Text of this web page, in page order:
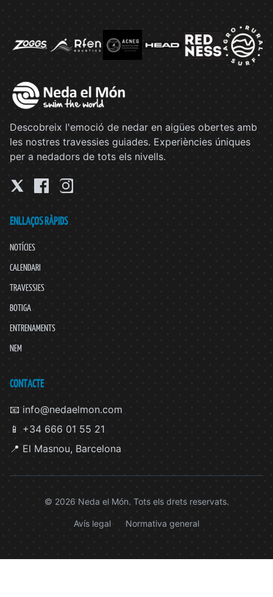
Descobreix l'emoció de nedar en aigües obertes amb
les nostres travessies guiades. Experiències úniques
per a nedadors de tots els nivells.
ENLLAÇOS RÀPIDS
NOTÍCIES
CALENDARI
TRAVESSIES
BOTIGA
ENTRENAMENTS
NEM
CONTACTE
📧 info@nedaelmon.com
📱 +34 666 01 55 21
📍 El Masnou, Barcelona
© 2026 Neda el Món. Tots els drets reservats.
Avís legal Normativa general